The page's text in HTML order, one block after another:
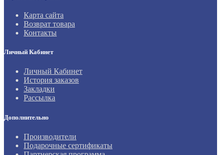
Карта сайта
Возврат товара
Контакты
Личный Кабинет
Личный Кабинет
История заказов
Закладки
Рассылка
Дополнительно
Производители
Подарочные сертификаты